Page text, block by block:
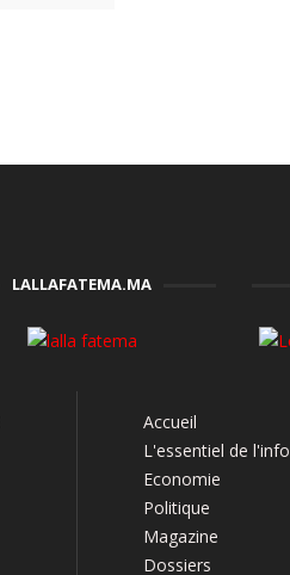
LALLAFATEMA.MA
Accueil
L'essentiel de l'info
Economie
Politique
Magazine
Dossiers